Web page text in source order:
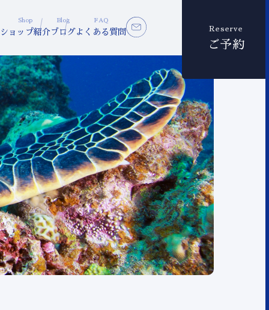
Shop
ショップ紹介
Blog
ブログ
FAQ
よくある質問 Reserve
ご予約